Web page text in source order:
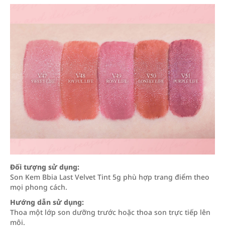
Đối tượng sử dụng:
Son Kem Bbia Last Velvet Tint 5g phù hợp trang điểm theo
mọi phong cách.
Hướng dẫn sử dụng:
Thoa một lớp son dưỡng trước hoặc thoa son trực tiếp lên
môi.